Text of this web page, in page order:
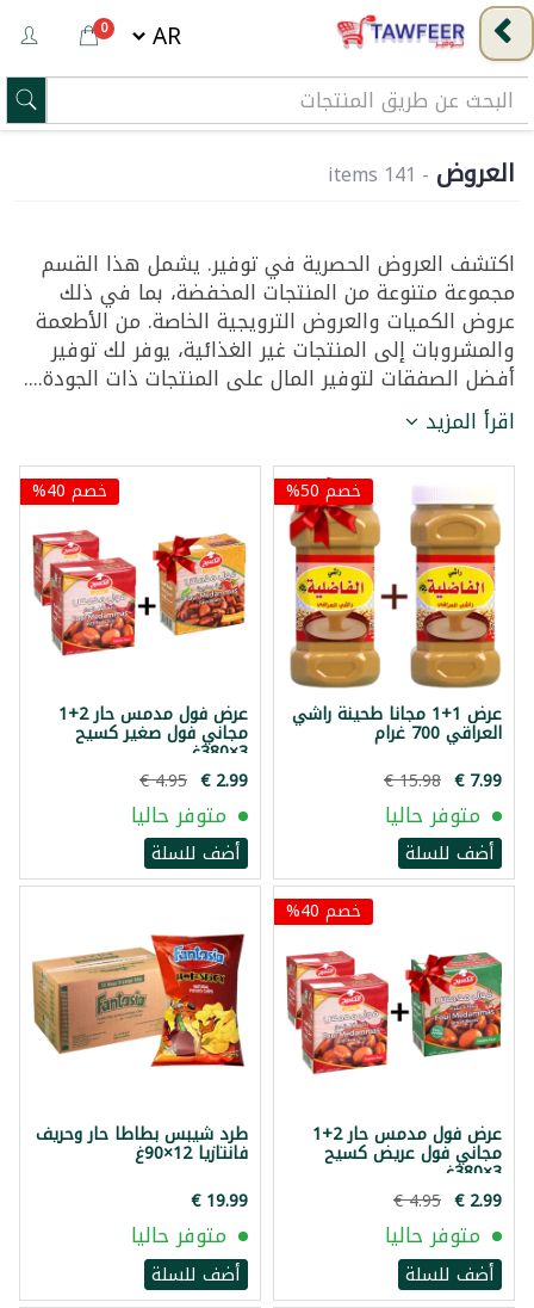
0
العروض - 141 items
اكتشف العروض الحصرية في توفير. يشمل هذا القسم
مجموعة متنوعة من المنتجات المخفضة، بما في ذلك
عروض الكميات والعروض الترويجية الخاصة. من الأطعمة
والمشروبات إلى المنتجات غير الغذائية، يوفر لك توفير
أفضل الصفقات لتوفير المال على المنتجات ذات الجودة....
اقرأ المزيد
خصم 50%
عرض 1+1 مجانا طحينة راشي
العراقي 700 غرام
متوفر حاليا
أضف للسلة
خصم 40%
عرض فول مدمس حار 2+1
مجاني فول صغير كسيح
3×380غ
متوفر حاليا
أضف للسلة
خصم 40%
عرض فول مدمس حار 2+1
مجاني فول عريض كسيح
3×380غ
متوفر حاليا
أضف للسلة
طرد شيبس بطاطا حار وحريف
فانتازيا 12×90غ
متوفر حاليا
أضف للسلة